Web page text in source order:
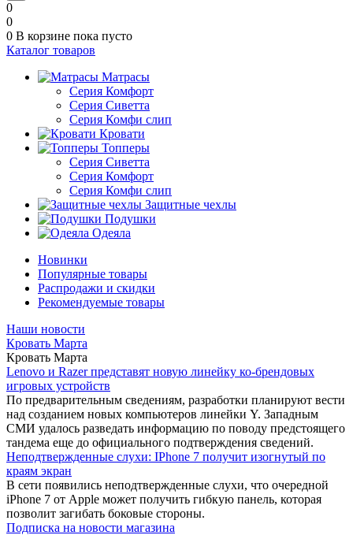
0
0
0 В корзине пока пусто
Каталог товаров
Матрасы
Серия Комфорт
Серия Сиветта
Серия Комфи слип
Кровати
Топперы
Серия Сиветта
Серия Комфорт
Серия Комфи слип
Защитные чехлы
Подушки
Одеяла
Новинки
Популярные товары
Распродажи и скидки
Рекомендуемые товары
Наши новости
Кровать Марта
Кровать Марта
Lenovo и Razer представят новую линейку ко-брендовых
игровых устройств
По предварительным сведениям, разработки планируют вести
над созданием новых компьютеров линейки Y. Западным
СМИ удалось разведать информацию по поводу предстоящего
тандема еще до официального подтверждения сведений.
Неподтвержденные слухи: IPhone 7 получит изогнутый по
краям экран
В сети появились неподтвержденные слухи, что очередной
iPhone 7 от Apple может получить гибкую панель, которая
позволит загибать боковые стороны.
Подписка на новости магазина